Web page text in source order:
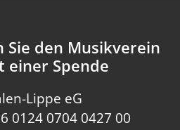
Sie den Musikverein
einer Spende
Lippe eG
0124 0704 0427 00